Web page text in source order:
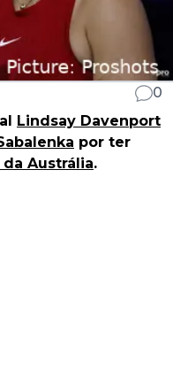
0
Lindsay Davenport
por ter
da Austrália.